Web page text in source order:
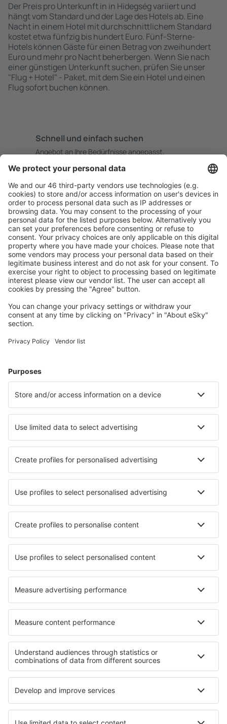
Der Preis pro Unterkunft in in Hidegség variiert und
hängt vom Standard und der Lage des Hotels ab. Eine
Nacht in einem Hotel mit durchschnittlichem Standard
kostet etwa fünfzig bis hundert Euro. Fünf-Sterne-
Hotels können Gäste für einen Betrag von zweihundert
Euro und mehr pro Nacht beherbergen. Wenn Sie nach
einer günstigen Unterkunft suchen, prüfen Sie unser
"Flug + Hotel" - Paket, mit dem Sie ein Hotel und einen
Flug sofort buchen können.
Schnell und einfach suchen
Angebot an Ihre Bedürfnisse angepasst.
Sicher planen
Buchen ohne Sorgen mit einer kostenlosen
Stornierungsoption.
Mehr sparen
Attraktive Preise und Spezialangebote für eingeloggte
Benutzer.
Unterkünfte, die Sie mögen
Wählen Sie aus über 1,3 Millionen Unterkünften: Hotels,
Meist gesuchte Hotels von eSky-Nutzern
Hotels in Hajduszoboszlo Hotels in Balatonmariafurdo
Hotels in Komarom Hotels in Nyiregyhaza
Hotels in Erdőbénye Hotels in Miskolc Hotels in Tihany
Die besten Hotels - Städte
Hotels in Brissogne Hotels in South Andaman Island
Hotels in Vale da Carvalha Hotels in Lacco Ameno
Hotels in Schönecken Hotels in Hiddingsel
Hotels in Seneca Knolls Hotels in Nederland
Die besten Hotels - Regionen
Hotels in Balaton Hotels in Central Transdanubia
Hotels in Nordungarn Hotels in Northern Hungarian Plains
Hotels in Lake Tisza Hotels in Utah
Hotels in Val Rendena Hotels in Nationalpark Karkonosze
Hotels in Andros Hotels in Pattaya Beach